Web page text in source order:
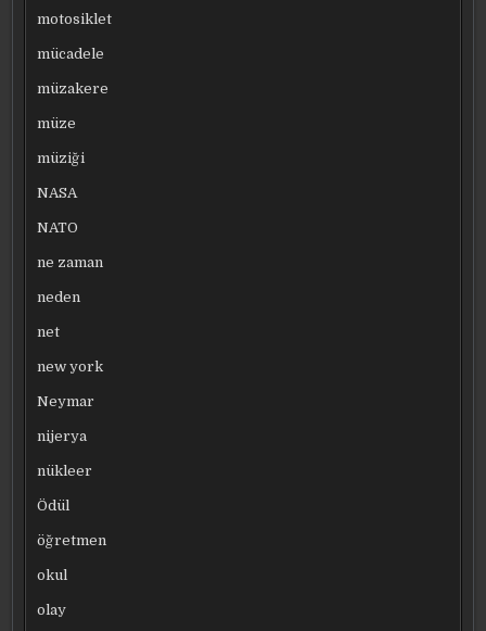
motosiklet
mücadele
müzakere
müze
müziği
NASA
NATO
ne zaman
neden
net
new york
Neymar
nijerya
nükleer
Ödül
öğretmen
okul
olay